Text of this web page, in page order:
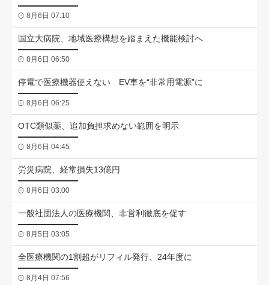
8月6日 07:10
国立大病院、地域医療構想を踏まえた機能検討へ
8月6日 06:50
停電で医療機器使えない EV車を“非常用電源”に
8月6日 06:25
OTC類似薬、追加負担求めない範囲を明示
8月6日 04:45
労災病院、経常損失13億円
8月6日 03:00
一般社団法人の医療機関、非営利徹底を促す
8月5日 03:05
全医療機関の1割超がリフィル発行、24年度に
8月4日 07:56